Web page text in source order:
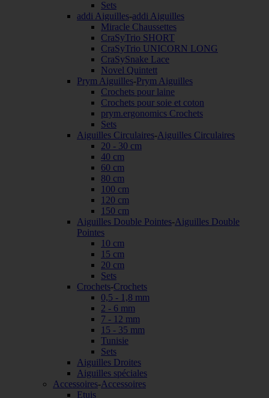
Sets
addi Aiguilles-addi Aiguilles
Miracle Chaussettes
CraSyTrio SHORT
CraSyTrio UNICORN LONG
CraSySnake Lace
Novel Quintett
Prym Aiguilles-Prym Aiguilles
Crochets pour laine
Crochets pour soie et coton
prym.ergonomics Crochets
Sets
Aiguilles Circulaires-Aiguilles Circulaires
20 - 30 cm
40 cm
60 cm
80 cm
100 cm
120 cm
150 cm
Aiguilles Double Pointes-Aiguilles Double
Pointes
10 cm
15 cm
20 cm
Sets
Crochets-Crochets
0,5 - 1,8 mm
2 - 6 mm
7 - 12 mm
15 - 35 mm
Tunisie
Sets
Aiguilles Droites
Aiguilles spéciales
Accessoires-Accessoires
Etuis